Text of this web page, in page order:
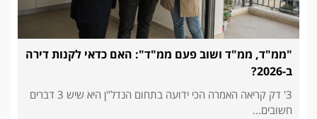
"ממ"ד, ממ"ד ושוב פעם ממ"ד": האם כדאי לקנות דירה
ב-2026?
3' דק קריאה האמרה הכי ידועה בתחום הנדל"ן היא שיש 3 דברים
חשובים...